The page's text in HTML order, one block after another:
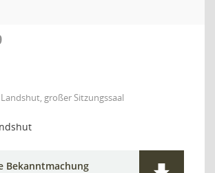
großer Sitzungssaal
Bekanntmachung